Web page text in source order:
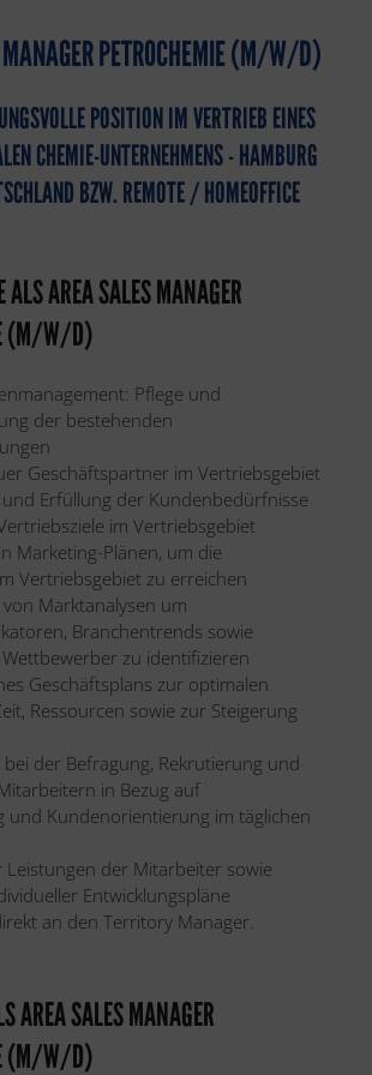
PETROCHEMIE (M/W/D)
POSITION IM VERTRIEB EINES
CHEMIE-UNTERNEHMENS - HAMBURG
BZW. REMOTE / HOMEOFFICE
ALS AREA SALES MANAGER
(M/W/D)​
Pflege und
der bestehenden
Geschäftspartner im Vertriebsgebiet
Erfüllung der Kundenbedürfnisse
im Vertriebsgebiet
Marketing-Plänen, um die
Vertriebsgebiet zu erreichen
Marktanalysen um
Branchentrends sowie
zu identifizieren
Geschäftsplans zur optimalen
Ressourcen sowie zur Steigerung
der Befragung, Rekrutierung und
in Bezug auf
und Kundenorientierung im täglichen
Leistungen der Mitarbeiter sowie
Entwicklungspläne
an den Territory Manager.
AREA SALES MANAGER
(M/W/D)​